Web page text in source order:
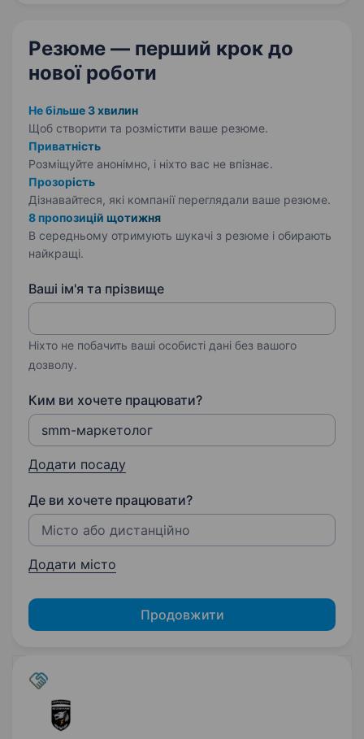
Резюме — перший крок до
нової роботи
Не більше 3 хвилин
Щоб створити та розмістити ваше резюме.
Приватність
Розміщуйте анонімно, і ніхто вас не впізнає.
Прозорість
Дізнавайтеся, які компанії переглядали ваше резюме.
8 пропозицій щотижня
В середньому отримують шукачі з резюме і обирають
найкращі.
Ваші ім'я та прізвище
Ніхто не побачить ваші особисті дані без вашого
дозволу.
Ким ви хочете працювати?
Додати посаду
Де ви хочете працювати?
Додати місто
Продовжити